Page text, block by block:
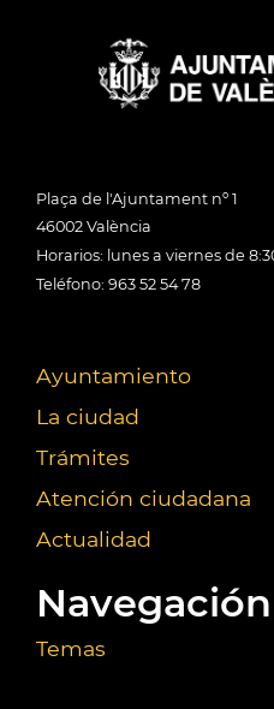
Plaça de l'Ajuntament nº 1
46002 València
Horarios: lunes a viernes de
Teléfono: 963 52 54 78
Ayuntamiento
La ciudad
Trámites
Atención ciudadana
Actualidad
Temas